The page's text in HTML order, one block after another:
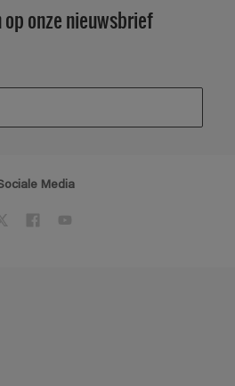
onze nieuwsbrief
Media